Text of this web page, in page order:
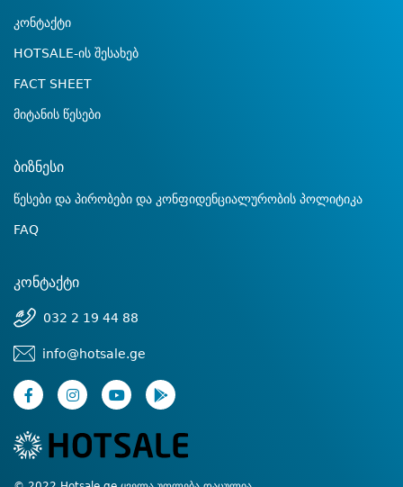
კონტაქტი
HOTSALE-ის შესახებ
FACT SHEET
მიტანის წესები
ბიზნესი
წესები და პირობები და კონფიდენციალურობის პოლიტიკა
FAQ
კონტაქტი
032 2 19 44 88
info@hotsale.ge